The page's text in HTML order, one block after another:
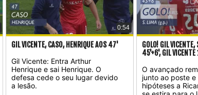
0:54
GIL VICENTE, CASO, HENRIQUE AOS 47'
Gil Vicente: Entra Arthur
Henrique e sai Henrique. O
defesa cede o seu lugar devido
a lesão.
GOLO! GIL
45'+6', GIL VICENTE
O avançado
junto ao poste e
hipóteses a